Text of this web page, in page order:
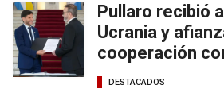
Pullaro recibió
Ucrania y
cooperación
DESTACADOS